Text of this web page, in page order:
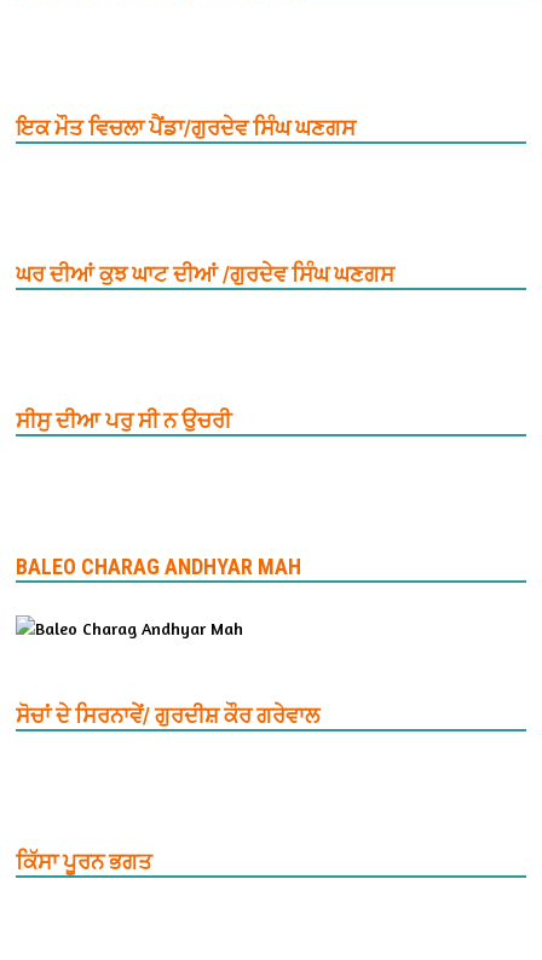
ਇਕ ਮੌਤ ਵਿਚਲਾ ਪੈਂਡਾ/ਗੁਰਦੇਵ ਸਿੰਘ ਘਣਗਸ
ਘਰ ਦੀਆਂ ਕੁਝ ਘਾਟ ਦੀਆਂ /ਗੁਰਦੇਵ ਸਿੰਘ ਘਣਗਸ
ਸੀਸੁ ਦੀਆ ਪਰੁ ਸੀ ਨ ਉਚਰੀ
BALEO CHARAG ANDHYAR MAH
ਸੋਚਾਂ ਦੇ ਸਿਰਨਾਵੇਂ/ ਗੁਰਦੀਸ਼ ਕੌਰ ਗਰੇਵਾਲ
ਕਿੱਸਾ ਪੂਰਨ ਭਗਤ